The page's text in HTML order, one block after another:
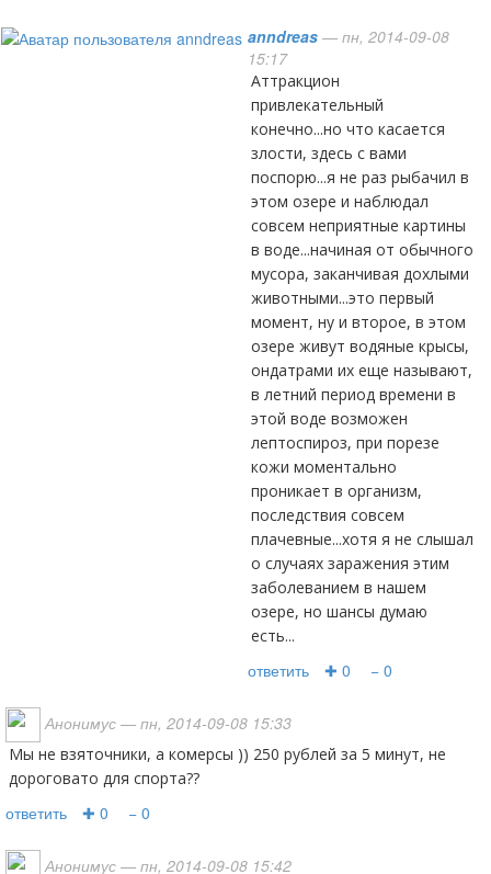
anndreas — пн, 2014-09-08
15:17
Аттракцион
привлекательный
конечно...но что касается
злости, здесь с вами
поспорю...я не раз рыбачил в
этом озере и наблюдал
совсем неприятные картины
в воде...начиная от обычного
мусора, заканчивая дохлыми
животными...это первый
момент, ну и второе, в этом
озере живут водяные крысы,
ондатрами их еще называют,
в летний период времени в
этой воде возможен
лептоспироз, при порезе
кожи моментально
проникает в организм,
последствия совсем
плачевные...хотя я не слышал
о случаях заражения этим
заболеванием в нашем
озере, но шансы думаю
есть...
ответить ✚ 0 − 0
Анонимус — пн, 2014-09-08 15:33
мы не взяточники, а комерсы )) 250 рублей за 5 минут, не
дороговато для спорта??
ответить ✚ 0 − 0
Анонимус — пн, 2014-09-08 15:42